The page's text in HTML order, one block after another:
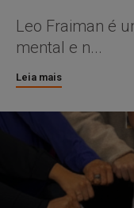
Leo Fraiman é
mental e n...
Leia mais